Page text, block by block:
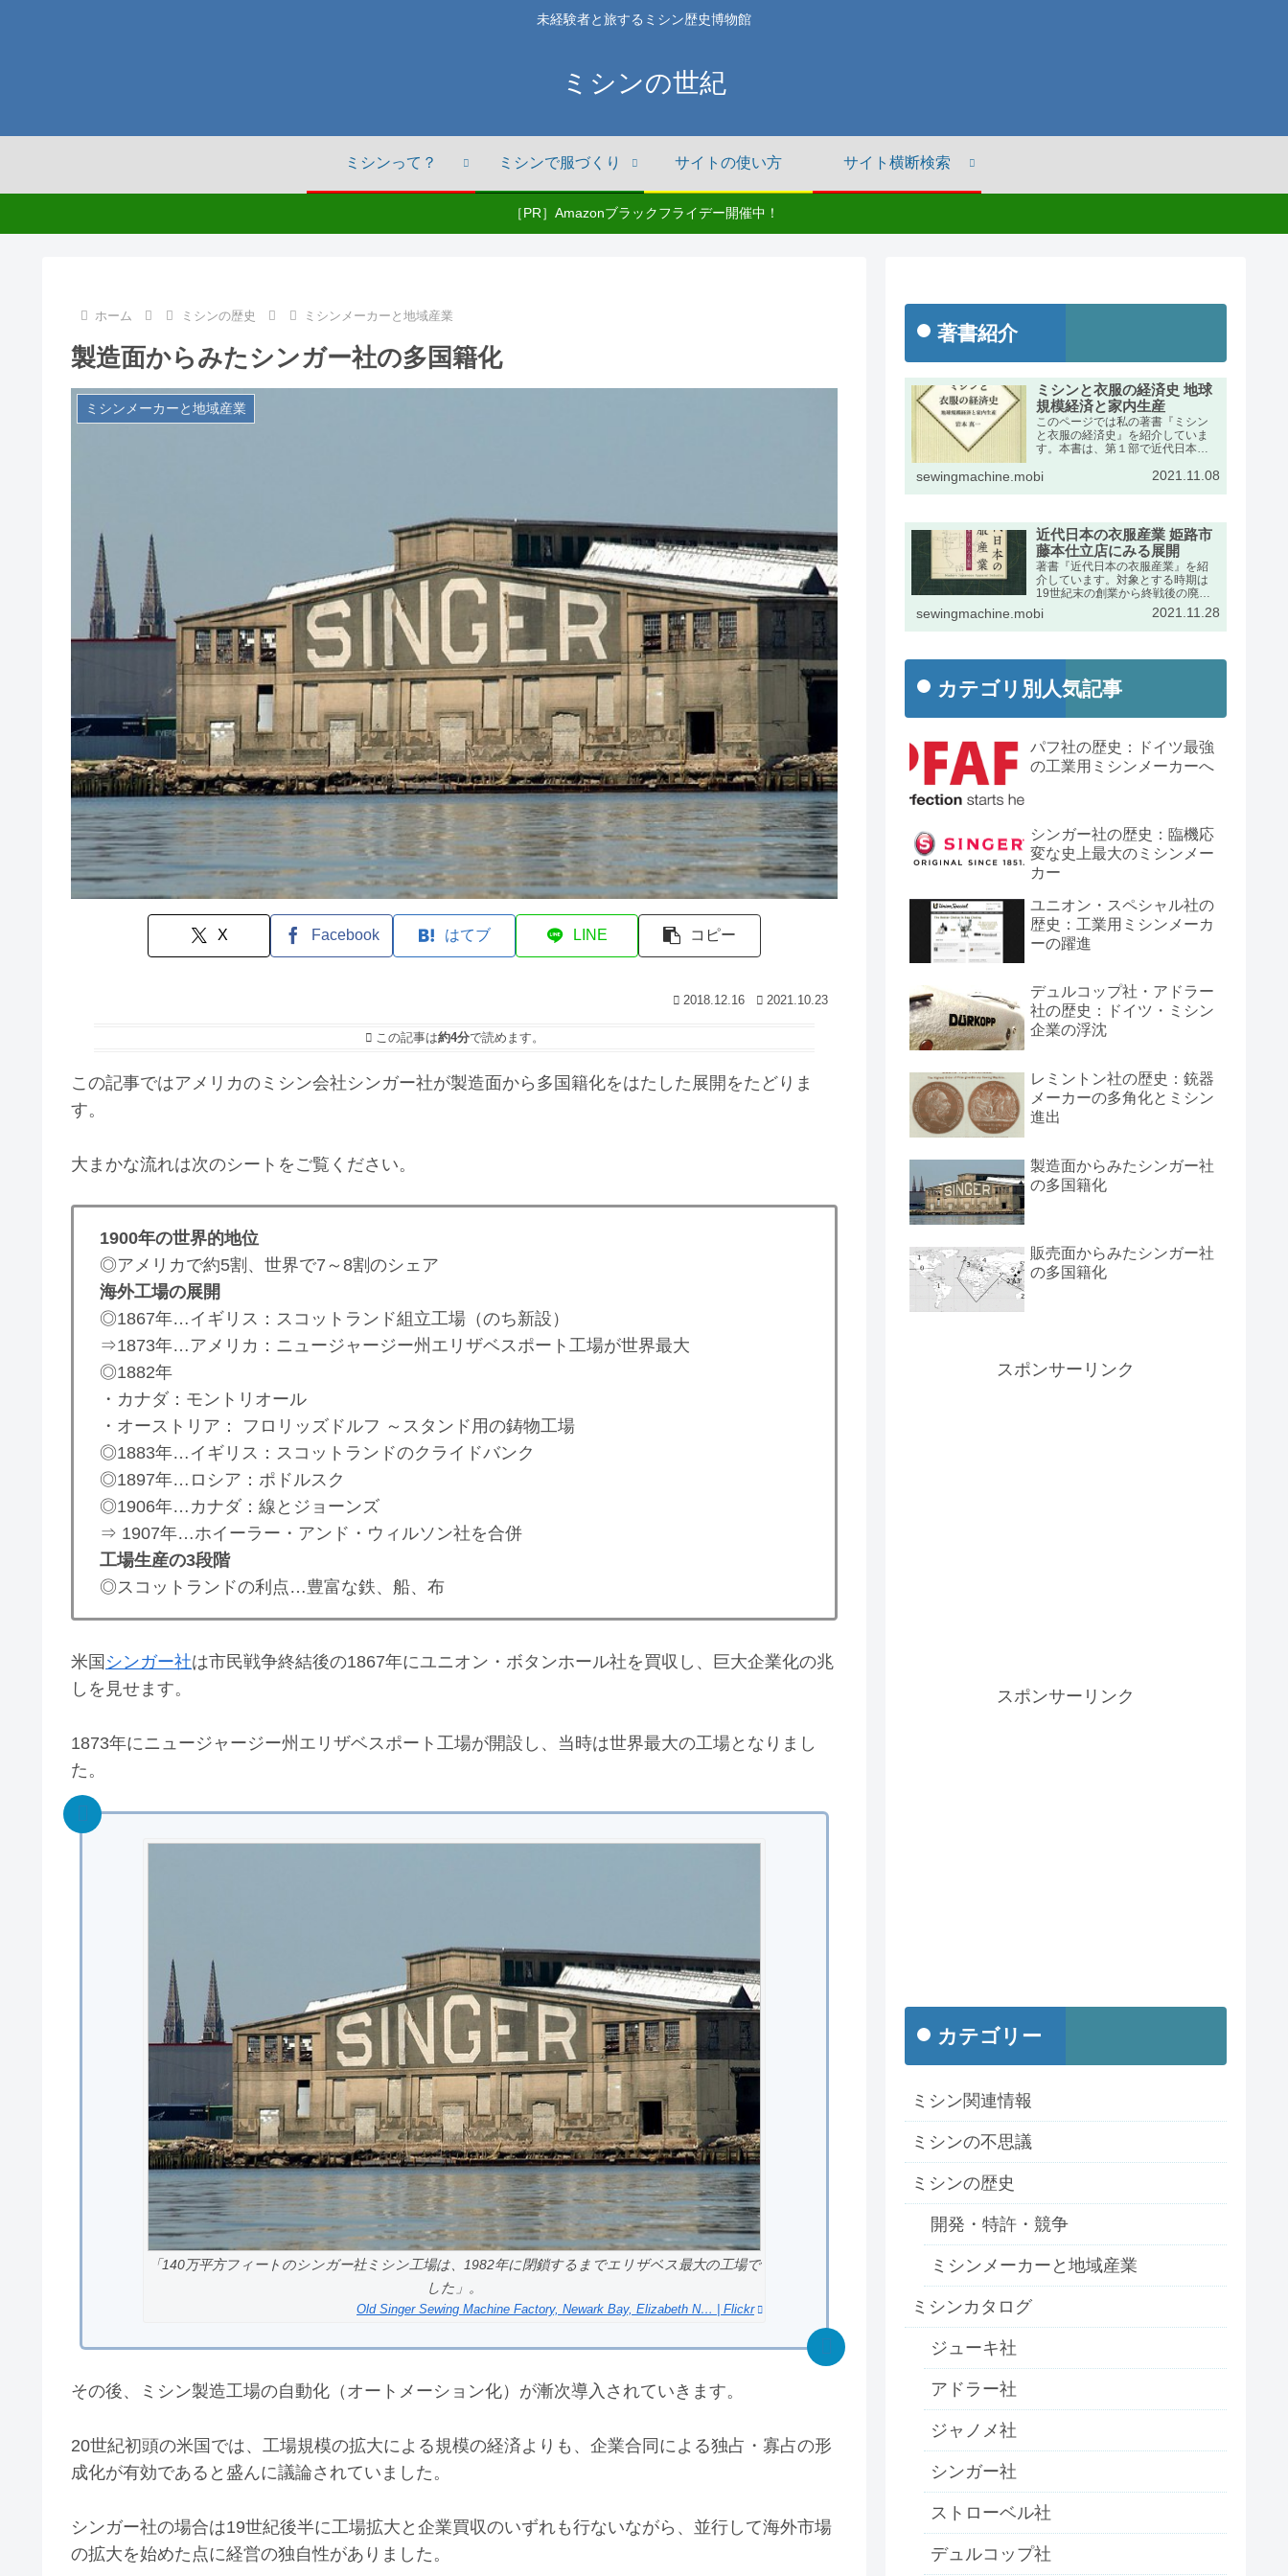
未経験者と旅するミシン歴史博物館
ミシンの世紀
ミシンって？ ミシンで服づくり サイトの使い方 サイト横断検索
［PR］Amazonブラックフライデー開催中！
ホーム ミシンの歴史 ミシンメーカーと地域産業
製造面からみたシンガー社の多国籍化
ミシンメーカーと地域産業
X Facebook はてブ LINE コピー
2018.12.16 2021.10.23
この記事は約4分で読めます。
この記事ではアメリカのミシン会社シンガー社が製造面から多国籍化をはたした展開をたどりま
す。
大まかな流れは次のシートをご覧ください。
1900年の世界的地位
◎アメリカで約5割、世界で7～8割のシェア
海外工場の展開
◎1867年…イギリス：スコットランド組立工場（のち新設）
⇒1873年…アメリカ：ニュージャージー州エリザベスポート工場が世界最大
◎1882年
・カナダ：モントリオール
・オーストリア： フロリッズドルフ ～スタンド用の鋳物工場
◎1883年…イギリス：スコットランドのクライドバンク
◎1897年…ロシア：ポドルスク
◎1906年…カナダ：線とジョーンズ
⇒ 1907年…ホイーラー・アンド・ウィルソン社を合併
工場生産の3段階
◎スコットランドの利点…豊富な鉄、船、布
米国 シンガー社は市民戦争終結後の1867年にユニオン・ボタンホール社を買収し、巨大企業化の兆
しを見せます。
1873年にニュージャージー州エリザベスポート工場が開設し、当時は世界最大の工場となりまし
た。
「140万平方フィートのシンガー社ミシン工場は、1982年に閉鎖するまでエリザベス最大の工場で
した」。
Old Singer Sewing Machine Factory, Newark Bay, Elizabeth N… | Flickr
その後、ミシン製造工場の自動化（オートメーション化）が漸次導入されていきます。
20世紀初頭の米国では、工場規模の拡大による規模の経済よりも、企業合同による独占・寡占の形
成化が有効であると盛んに議論されていました。
シンガー社の場合は19世紀後半に工場拡大と企業買収のいずれも行ないながら、並行して海外市場
の拡大を始めた点に経営の独自性がありました。
著書紹介
ミシンと衣服の経済史 地球
規模経済と家内生産
このページでは私の著書『ミシン
と衣服の経済史』を紹介していま
す。本書は、第１部で近代日本に
え、第２部で衣服産業の展開を述
sewingmachine.mobi 2021.11.08
近代日本の衣服産業 姫路市
藤本仕立店にみる展開
著書『近代日本の衣服産業』を紹
介しています。対象とする時期は
19世紀末の創業から終戦後の廃業
までの約半世紀です。兵庫県姫路
市の藤本家文書を手がかりに、近
代日本経済史の発展段階で特異な
しくまとめました。
sewingmachine.mobi 2021.11.28
カテゴリ別人気記事
パフ社の歴史：ドイツ最強
の工業用ミシンメーカーへ
シンガー社の歴史：臨機応
変な史上最大のミシンメー
カー
ユニオン・スペシャル社の
歴史：工業用ミシンメーカ
ーの躍進
デュルコップ社・アドラー
社の歴史：ドイツ・ミシン
企業の浮沈
レミントン社の歴史：銃器
メーカーの多角化とミシン
進出
製造面からみたシンガー社
の多国籍化
販売面からみたシンガー社
の多国籍化
スポンサーリンク
スポンサーリンク
カテゴリー
ミシン関連情報
ミシンの不思議
ミシンの歴史
開発・特許・競争
ミシンメーカーと地域産業
ミシンカタログ
ジューキ社
アドラー社
ジャノメ社
シンガー社
ストローベル社
デュルコップ社